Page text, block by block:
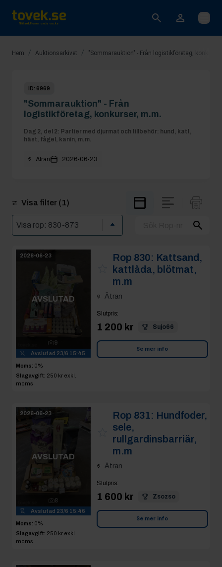
Öppna
Hem / Auktionsarkivet / "Sommarauktion" - Från logistikföretag,
ID: 6969
"Sommarauktion" - Från
logistikföretag, konkurser, m.m.
Dag 2, del 2: Partier med djurmat och tillbehör: hund, katt,
häst, fågel, kanin, m.m.
Ätran 2026-06-23
Visa filter (1)
2026-06-23
AVSLUTAD
9
Avslutad 23/6 15:45
Moms: 0%
Slagavgift: 250 kr exkl.
moms
Rop 830: Kattsand,
kattlåda, blötmat,
m.m
Ätran
Slutpris:
1 200 kr Sujo66
Se mer info
2026-06-23
AVSLUTAD
8
Avslutad 23/6 15:46
Moms: 0%
Slagavgift: 250 kr exkl.
moms
Rop 831: Hundfoder,
sele,
rullgardinsbarriär,
m.m
Ätran
Slutpris:
1 600 kr Zsozso
Se mer info